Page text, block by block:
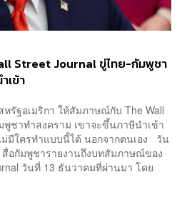
Street Journal ขู่ไทย-กัมพูชา
เข้า
รัฐอเมริกา ให้สัมภาษณ์กับ The Wall
พูชาทำสงคราม เขาจะขึ้นภาษีนำเข้า
มีใครทำแบบนี้ได้ นอกจากตนเอง วัน
อกัมพูชารายงานถึงบทสัมภาษณ์ของ
วันที่ 13 ธันวาคมที่ผ่านมา โดย